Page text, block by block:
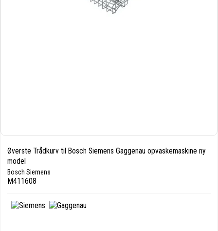
Øverste Trådkurv til Bosch Siemens Gaggenau opvaskemaskine ny
model
Bosch Siemens
M411608